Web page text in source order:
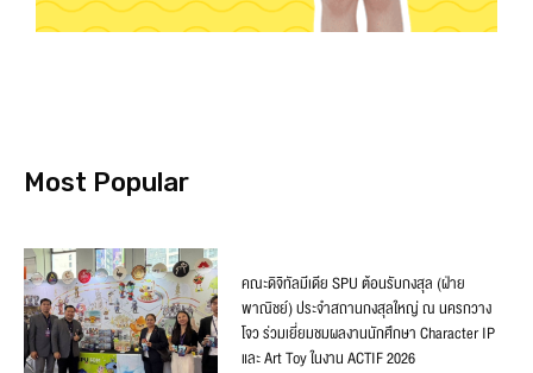
Most Popular
คณะดิจิทัลมีเดีย SPU ต้อนรับกงสุล (ฝ่าย
พาณิชย์) ประจำสถานกงสุลใหญ่ ณ นครกวาง
โจว ร่วมเยี่ยมชมผลงานนักศึกษา Character IP
และ Art Toy ในงาน ACTIF 2026